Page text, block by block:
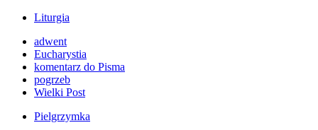
Liturgia
adwent
Eucharystia
komentarz do Pisma
pogrzeb
Wielki Post
Pielgrzymka